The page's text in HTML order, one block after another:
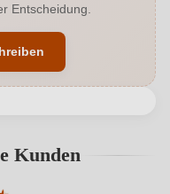
Enthält Sulfite
Großes Eichenfass
Entscheidung.
Bitte loggen Sie sich
Kunden